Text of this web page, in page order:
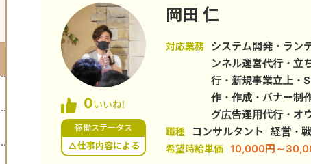
不動産紹介会社売却。4月、
2026年1月、経営コンサルテ
ィングス設立。3月、MYRT
0いいね!
稼働ステータス
△仕事内容による
岡田 仁
対応業務
システム開発・ラン
ンネル運営代行・立
行・新規事業立上・
作・作成・バナー制
グ広告運用代行・オ
行・AI活用
職種 コンサルタント 経営・
希望時給単価 10,000円～